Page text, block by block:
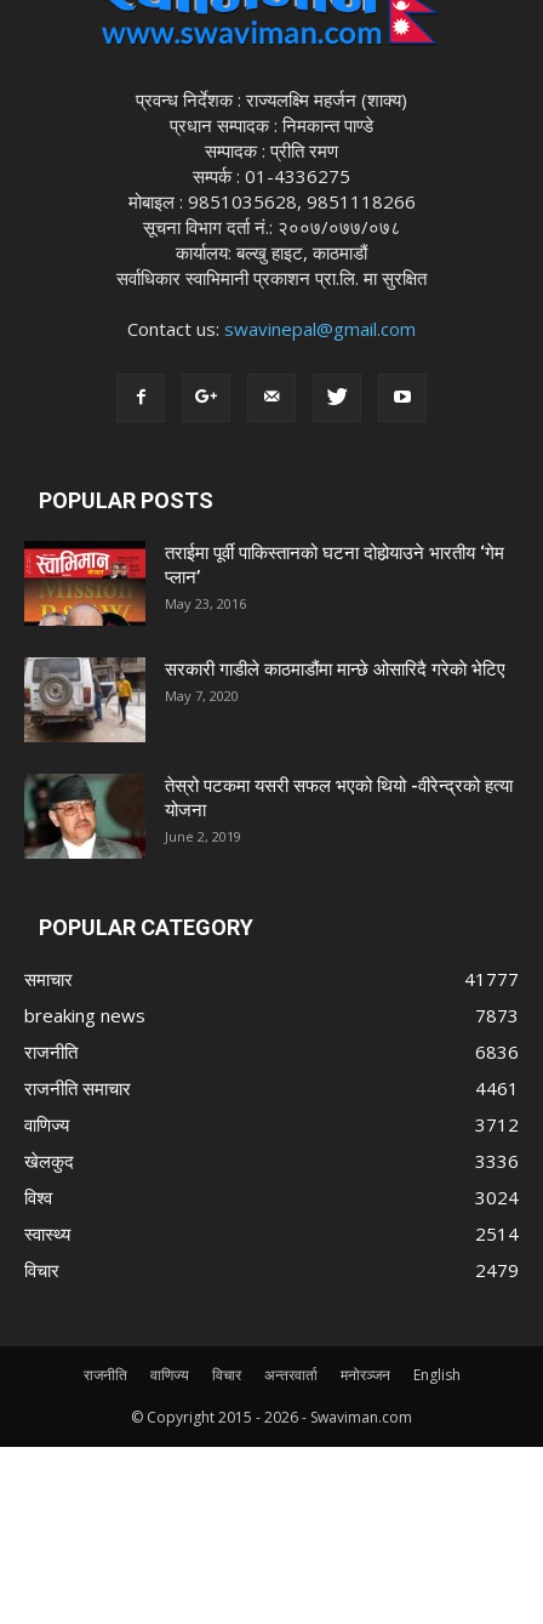
प्रवन्ध निर्देशक : राज्यलक्ष्मि महर्जन (शाक्य)
प्रधान सम्पादक : निमकान्त पाण्डे
सम्पादक : प्रीति रमण
सम्पर्क : 01-4336275
मोबाइल : 9851035628, 9851118266
सूचना विभाग दर्ता नं.: २००७/०७७/०७८
कार्यालय: बल्खु हाइट, काठमाडौं
सर्वाधिकार स्वाभिमानी प्रकाशन प्रा.लि. मा सुरक्षित
Contact us: swavinepal@gmail.com
POPULAR POSTS
तराईमा पूर्वी पाकिस्तानको घटना दोहोर्‍याउने भारतीय ‘गेम
प्लान’
May 23, 2016
सरकारी गाडीले काठमाडौंमा मान्छे ओसारिदै गरेकाे भेटिए
May 7, 2020
तेस्रो पटकमा यसरी सफल भएको थियो -वीरेन्द्रको हत्या
योजना
June 2, 2019
POPULAR CATEGORY
समाचार
41777
breaking news
7873
राजनीति
6836
राजनीति समाचार
4461
वाणिज्य
3712
खेलकुद
3336
विश्व
3024
स्वास्थ्य
2514
विचार
2479
राजनीति वाणिज्य विचार अन्तरवार्ता मनोरञ्जन English
© Copyright 2015 -2026 - Swaviman.com